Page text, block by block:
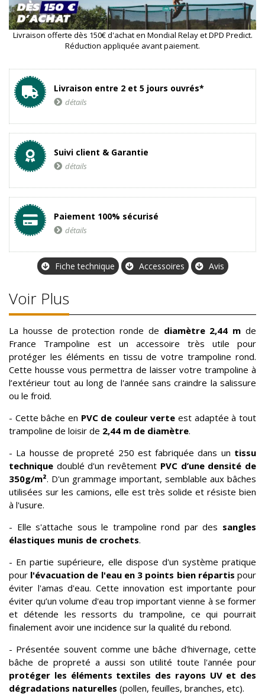
Livraison offerte dès 150€ d'achat en Mondial Relay et DPD Predict.
Réduction appliquée avant paiement.
Livraison entre 2 et 5 jours ouvrés*
détails
Suivi client & Garantie
détails
Paiement 100% sécurisé
détails
Fiche technique Accessoires Avis
Voir Plus
La housse de protection ronde de diamètre 2,44 m de
France Trampoline est un accessoire très utile pour
protéger les éléments en tissu de votre trampoline rond.
Cette housse vous permettra de laisser votre trampoline à
l’extérieur tout au long de l'année sans craindre la salissure
ou le froid.
- Cette bâche en PVC de couleur verte est adaptée à tout
trampoline de loisir de 2,44 m de diamètre.
- La housse de propreté 250 est fabriquée dans un tissu
technique doublé d'un revêtement PVC d’une densité de
350g/m². D'un grammage important, semblable aux bâches
utilisées sur les camions, elle est très solide et résiste bien
à l'usure.
- Elle s'attache sous le trampoline rond par des sangles
élastiques munis de crochets.
- En partie supérieure, elle dispose d'un système pratique
pour l'évacuation de l'eau en 3 points bien répartis pour
éviter l'amas d'eau. Cette innovation est importante pour
éviter qu’un volume d'eau trop important vienne à se former
et détende les ressorts du trampoline, ce qui pourrait
finalement avoir une incidence sur la qualité du rebond.
- Présentée souvent comme une bâche d'hivernage, cette
bâche de propreté a aussi son utilité toute l'année pour
protéger les éléments textiles des rayons UV et des
dégradations naturelles (pollen, feuilles, branches, etc).